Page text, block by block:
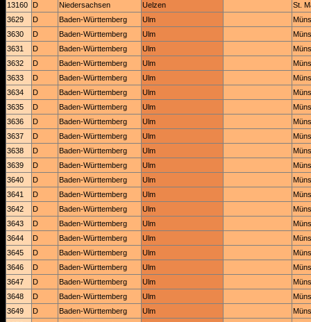
13160 D Niedersachsen Uelzen
St.
3629
D Baden-Württemberg Ulm
3630
D Baden-Württemberg Ulm
3631
D Baden-Württemberg Ulm
3632
D Baden-Württemberg Ulm
3633
D Baden-Württemberg Ulm
3634
D Baden-Württemberg Ulm
3635
D Baden-Württemberg Ulm
3636
D Baden-Württemberg Ulm
3637
D Baden-Württemberg Ulm
3638
D Baden-Württemberg Ulm
3639
D Baden-Württemberg Ulm
3640
D Baden-Württemberg Ulm
3641
D Baden-Württemberg Ulm
3642
D Baden-Württemberg Ulm
3643
D Baden-Württemberg Ulm
3644
D Baden-Württemberg Ulm
3645
D Baden-Württemberg Ulm
3646
D Baden-Württemberg Ulm
3647
D Baden-Württemberg Ulm
3648
D Baden-Württemberg Ulm
3649
D Baden-Württemberg Ulm